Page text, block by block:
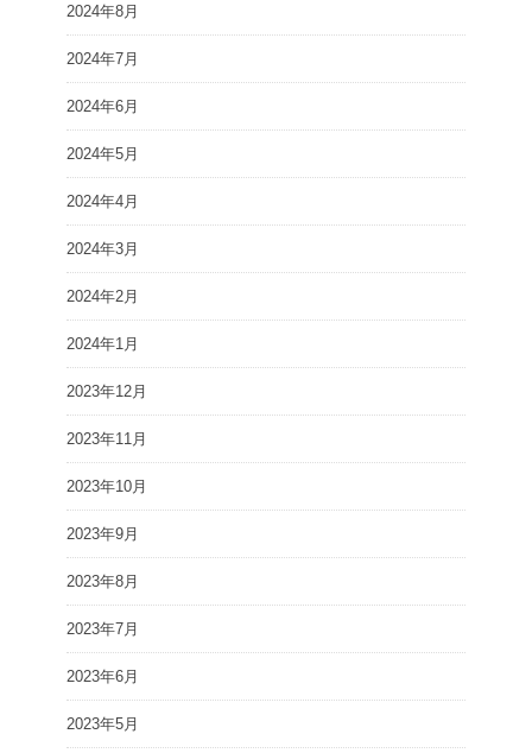
2024年8月
2024年7月
2024年6月
2024年5月
2024年4月
2024年3月
2024年2月
2024年1月
2023年12月
2023年11月
2023年10月
2023年9月
2023年8月
2023年7月
2023年6月
2023年5月